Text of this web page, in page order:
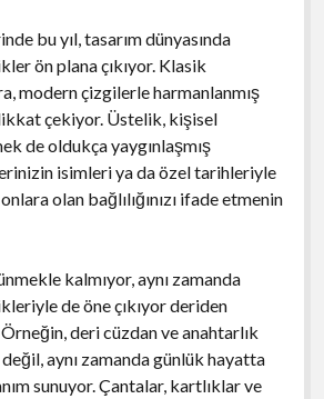
bu yıl, tasarım dünyasında
ön plana çıkıyor. Klasik
modern çizgilerle harmanlanmış
çekiyor. Üstelik, kişisel
de oldukça yaygınlaşmış
isimleri ya da özel tarihleriyle
olan bağlılığınızı ifade etmenin
kalmıyor, aynı zamanda
de öne çıkıyor deriden
deri cüzdan ve anahtarlık
aynı zamanda günlük hayatta
sunuyor. Çantalar, kartlıklar ve